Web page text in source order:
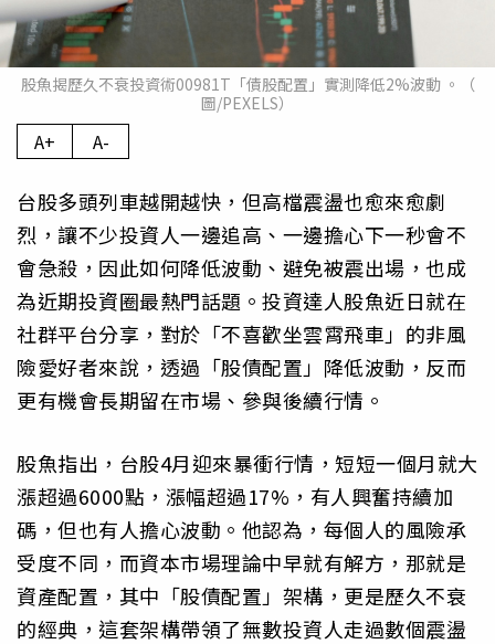
股魚揭歷久不衰投資術00981T「債股配置」實測降低2%波動 。（
圖/PEXELS）
A+ A-
台股多頭列車越開越快，但高檔震盪也愈來愈劇
烈，讓不少投資人一邊追高、一邊擔心下一秒會不
會急殺，因此如何降低波動、避免被震出場，也成
為近期投資圈最熱門話題。投資達人股魚近日就在
社群平台分享，對於「不喜歡坐雲霄飛車」的非風
險愛好者來說，透過「股債配置」降低波動，反而
更有機會長期留在市場、參與後續行情。
股魚指出，台股4月迎來暴衝行情，短短一個月就大
漲超過6000點，漲幅超過17%，有人興奮持續加
碼，但也有人擔心波動。他認為，每個人的風險承
受度不同，而資本市場理論中早就有解方，那就是
資產配置，其中「股債配置」架構，更是歷久不衰
的經典，這套架構帶領了無數投資人走過數個震盪